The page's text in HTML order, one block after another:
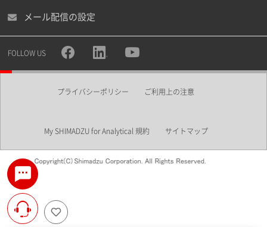
メール配信の設定
FOLLOW US
プライバシーポリシー ご利用上の注意
My SHIMADZU for Analytical 規約 サイトマップ